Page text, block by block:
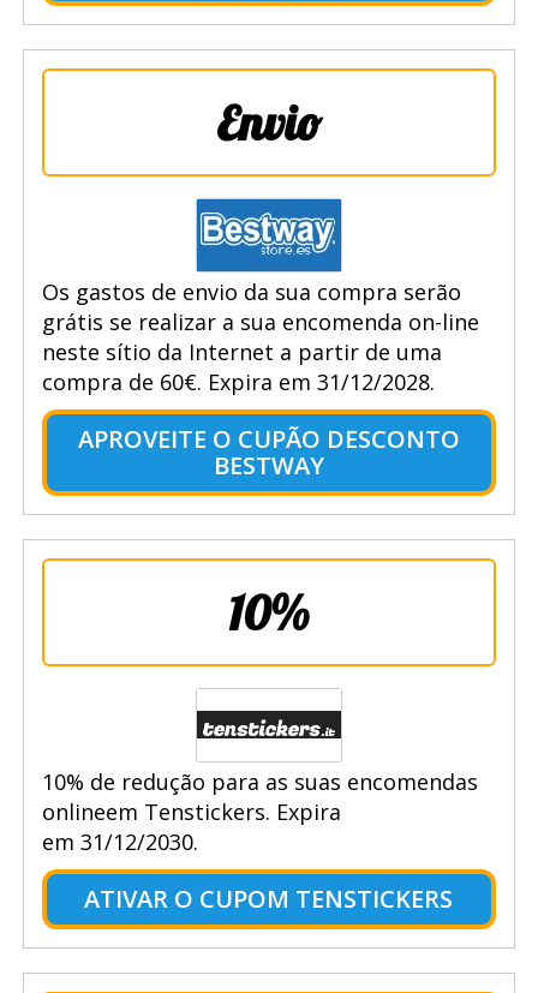
Envio
Os gastos de envio da sua compra serão
grátis se realizar a sua encomenda on-line
neste sítio da Internet a partir de uma
compra de 60€. Expira em 31/12/2028.
APROVEITE O CUPÃO DESCONTO
BESTWAY
10%
10% de redução para as suas encomendas
onlineem Tenstickers. Expira
em 31/12/2030.
ATIVAR O CUPOM TENSTICKERS